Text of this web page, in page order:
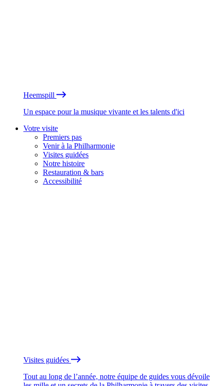
Heemspill
Un espace pour la musique vivante et les talents d'ici
Votre visite
Premiers pas
Venir à la Philharmonie
Visites guidées
Notre histoire
Restauration & bars
Accessibilité
Visites guidées
Tout au long de l’année, notre équipe de guides vous dévoile